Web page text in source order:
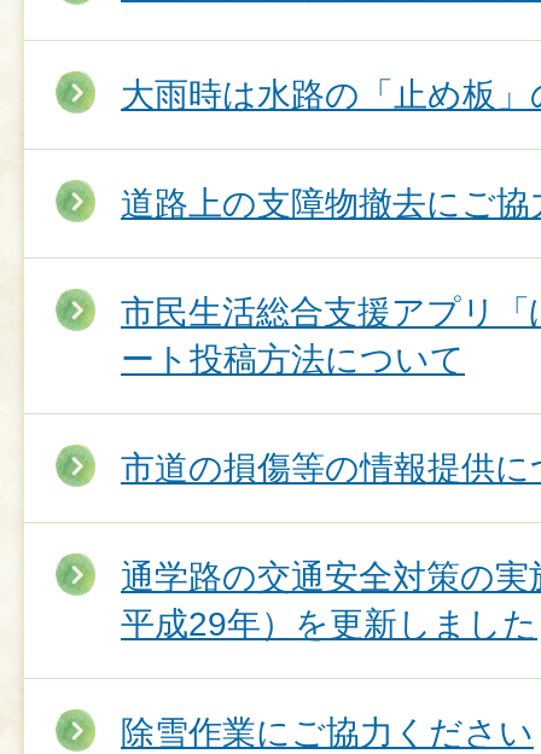
大雨時は水路の「止め板
道路上の支障物撤去にご協
市民生活総合支援アプリ
ート投稿方法について
市道の損傷等の情報提供
通学路の交通安全対策の
平成29年）を更新しました
除雪作業にご協力ください